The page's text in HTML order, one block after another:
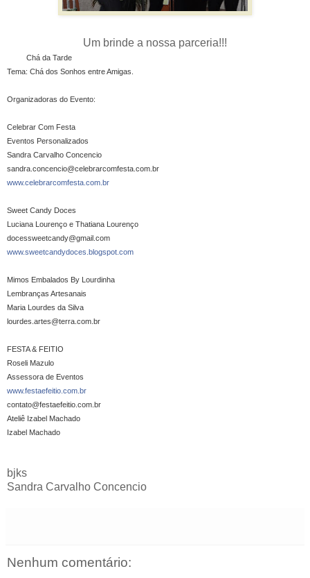
Um brinde a nossa parceria!!!
Chá da Tarde
Tema: Chá dos Sonhos entre Amigas.
Organizadoras do Evento:
Celebrar Com Festa
Eventos Personalizados
Sandra Carvalho Concencio
sandra.concencio@celebrarcomfesta.com.br
www.celebrarcomfesta.com.br
Sweet Candy Doces
Luciana Lourenço e Thatiana Lourenço
docessweetcandy@gmail.com
www.sweetcandydoces.blogspot.com
Mimos Embalados By Lourdinha
Lembranças Artesanais
Maria Lourdes da Silva
lourdes.artes@terra.com.br
FESTA & FEITIO
Roseli Mazulo
Assessora de Eventos
www.festaefeitio.com.br
contato@festaefeitio.com.br
Ateliê Izabel Machado
Izabel Machado
bjks
Sandra Carvalho Concencio
Nenhum comentário: